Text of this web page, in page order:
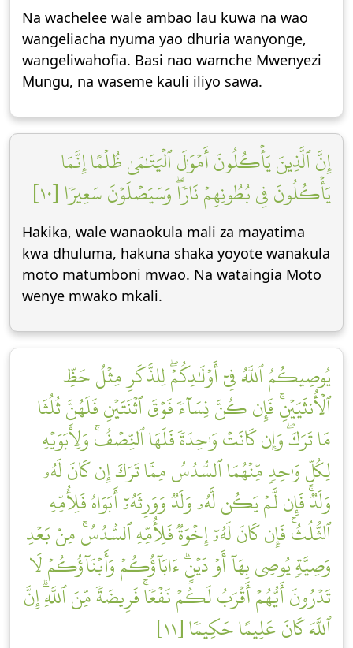
Na wachelee wale ambao lau kuwa na wao
wangeliacha nyuma yao dhuria wanyonge,
wangeliwahofia. Basi nao wamche Mwenyezi
Mungu, na waseme kauli iliyo sawa.
إِنَّ ٱلَّذِينَ يَأۡكُلُونَ أَمۡوَٰلَ ٱلۡيَتَٰمَىٰ ظُلۡمًا إِنَّمَا
يَأۡكُلُونَ فِي بُطُونِهِمۡ نَارٗاۖ وَسَيَصۡلَوۡنَ سَعِيرٗا [١٠]
Hakika, wale wanaokula mali za mayatima
kwa dhuluma, hakuna shaka yoyote wanakula
moto matumboni mwao. Na wataingia Moto
wenye mwako mkali.
يُوصِيكُمُ ٱللَّهُ فِيٓ أَوۡلَٰدِكُمۡۖ لِلذَّكَرِ مِثۡلُ حَظِّ
ٱلۡأُنثَيَيۡنِۚ فَإِن كُنَّ نِسَآءٗ فَوۡقَ ٱثۡنَتَيۡنِ فَلَهُنَّ ثُلُثَا
مَا تَرَكَۖ وَإِن كَانَتۡ وَٰحِدَةٗ فَلَهَا ٱلنِّصۡفُۚ وَلِأَبَوَيۡهِ
لِكُلِّ وَٰحِدٖ مِّنۡهُمَا ٱلسُّدُسُ مِمَّا تَرَكَ إِن كَانَ لَهُۥ
وَلَدٞۚ فَإِن لَّمۡ يَكُن لَّهُۥ وَلَدٞ وَوَرِثَهُۥٓ أَبَوَاهُ فَلِأُمِّهِ
ٱلثُّلُثُۚ فَإِن كَانَ لَهُۥٓ إِخۡوَةٞ فَلِأُمِّهِ ٱلسُّدُسُۚ مِنۢ بَعۡدِ
وَصِيَّةٖ يُوصِي بِهَآ أَوۡ دَيۡنٍۗ ءَابَآؤُكُمۡ وَأَبۡنَآؤُكُمۡ لَا
تَدۡرُونَ أَيُّهُمۡ أَقۡرَبُ لَكُمۡ نَفۡعٗاۚ فَرِيضَةٗ مِّنَ ٱللَّهِۗ إِنَّ
ٱللَّهَ كَانَ عَلِيمًا حَكِيمٗا [١١]